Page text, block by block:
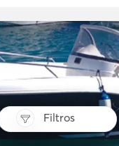
Filtros